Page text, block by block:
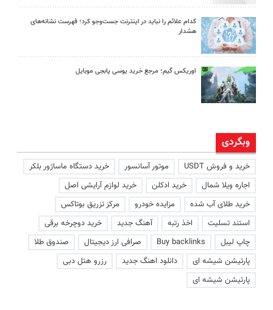
کدام علائم را نباید در اینترنت جست‌وجو کرد؛ فهرست نشانه‌های
هشدار
اوریکس گیم؛ مرجع خرید یوسی پابجی موبایل
وبگردی
خرید و فروش USDT موتور آسانسور
خرید دستگاه ماساژور بلکر
اجاره ویلا شمال
خرید ادکلن
خرید لوازم آرایشی اصل
خرید طلای آب شده
مزایده خودرو
مرکز تزریق بوتاکس
استند تسلیت
اخذ رتبه آهنگ جدید
خرید دوچرخه برقی
چاپ لیبل
Buy backlinks صرافی ارز دیجیتال
صندوق طلا
پارتیشن شیشه ای
دانلود اهنگ جدید
رزرو هتل دبی
پارتیشن شیشه ای